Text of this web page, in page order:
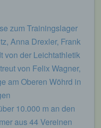
zum Trainingslager
Anna Drexler, Frank
von der Leichtathletik
von Felix Wagner,
am Oberen Wöhrd in
10.000 m an den
aus 44 Vereinen